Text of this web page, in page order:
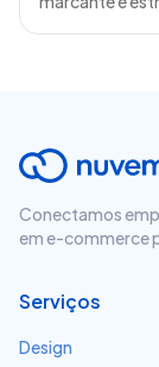
Conectamos
em e-commerce
Serviços
Design